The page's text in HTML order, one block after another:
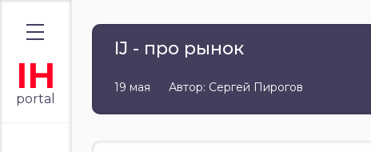
IH
portal
IJ - про рынок
19 мая Автор: Сергей Пирогов